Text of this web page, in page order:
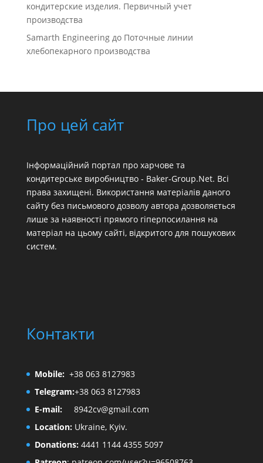
кондитерские изделия. Первичный учет
производства
Samarth Engineeringдо Поточные линии
хлебопекарного производства
Про цей сайт
Інформаційний портал про харчове та
кондитерське виробництво - Baker-Group.Net. Всі
права захищені. Використання матеріалів даного
сайту без письмового дозволу автора дозволяється
лише за наявності прямого гіперпосилання на
матеріал на цьому сайті, відкритого для пошукових
систем.
Контакти
Mobile: +38 063 8127983
Telegram:+38 063 8127983
E-mail:
8942cv@gmail.com
Location:Ukraine, Kyiv.
Donations:4441 1144 4355 5097